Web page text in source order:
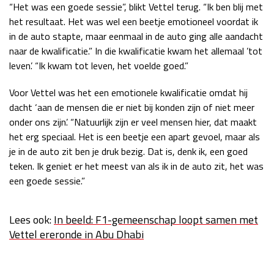
Kwalificatie
za 19:00 - 20:00
Race
zo 17:00 - 19:00
Kwalificatie
za 15:00 - 16:00
Race
zo 14:00 - 16:00
“Het was een goede sessie”, blikt Vettel terug. “Ik ben blij met
het resultaat. Het was wel een beetje emotioneel voordat ik
in de auto stapte, maar eenmaal in de auto ging alle aandacht
naar de kwalificatie.” In die kwalificatie kwam het allemaal ’tot
leven’. “Ik kwam tot leven, het voelde goed.”
Voor Vettel was het een emotionele kwalificatie omdat hij
dacht ‘aan de mensen die er niet bij konden zijn of niet meer
onder ons zijn’. “Natuurlijk zijn er veel mensen hier, dat maakt
het erg speciaal. Het is een beetje een apart gevoel, maar als
je in de auto zit ben je druk bezig. Dat is, denk ik, een goed
teken. Ik geniet er het meest van als ik in de auto zit, het was
een goede sessie.”
Lees ook:In beeld: F1-gemeenschap loopt samen met
Vettel ereronde in Abu Dhabi